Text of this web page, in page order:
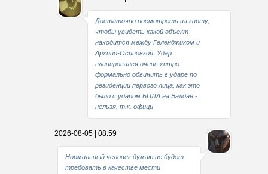
Достаточно посмотреть на карту,
чтобы увидеть какой объект
находится между Геленджиком и
Архипо-Осиповкой. Удар
планировался очень хитро:
формально обвинить в ударе по
резиденции первого лица, как это
было с ударом БПЛА на Валдае -
нельзя, т.к. офици
2026-08-05 | 08:59
Нормальный человек думаю не будет
требовать в качестве мести